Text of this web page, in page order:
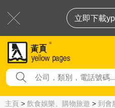
立即下載
主頁 > 飲食娛樂、購物旅遊 > 到會